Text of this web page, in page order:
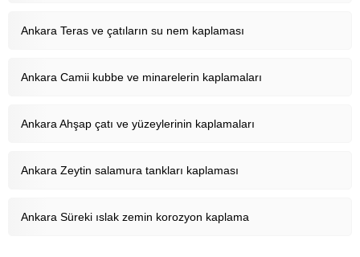
Ankara Teras ve çatıların su nem kaplaması
Ankara Camii kubbe ve minarelerin kaplamaları
Ankara Ahşap çatı ve yüzeylerinin kaplamaları
Ankara Zeytin salamura tankları kaplaması
Ankara Süreki ıslak zemin korozyon kaplama